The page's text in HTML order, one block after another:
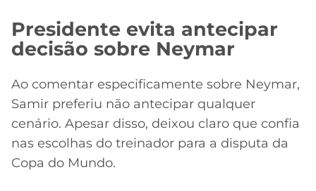
Presidente evita antecipar
decisão sobre Neymar
Ao comentar especificamente sobre Neymar,
Samir preferiu não antecipar qualquer
cenário. Apesar disso, deixou claro que confia
nas escolhas do treinador para a disputa da
Copa do Mundo.